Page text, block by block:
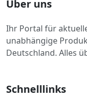
Über uns
Ihr Portal für
unabhängige
Deutschland. Alles
Schnelllinks